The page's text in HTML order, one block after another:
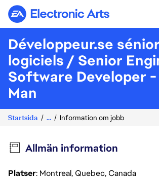
Electronic Arts
Développeur.se
logiciels / Senior
Software Developer
Man
Startsida ... Information om jobb
Allmän information
Platser: Montreal, Quebec, Canada